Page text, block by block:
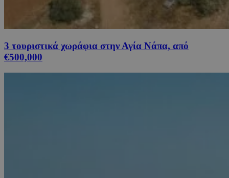
3 τουριστικά χωράφια στην Αγία Νάπα, από
€500,000